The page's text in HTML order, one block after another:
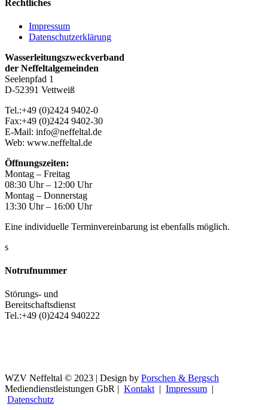
Rechtliches
Impressum
Datenschutzerklärung
Wasserleitungszweckverband
der Neffeltalgemeinden
Seelenpfad 1
D-52391 Vettweiß
Tel.:+49 (0)2424 9402-0
Fax:+49 (0)2424 9402-30
E-Mail: info@neffeltal.de
Web: www.neffeltal.de
Öffnungszeiten:
Montag – Freitag
08:30 Uhr – 12:00 Uhr
Montag – Donnerstag
13:30 Uhr – 16:00 Uhr
Eine individuelle Terminvereinbarung ist ebenfalls möglich.
s
Notrufnummer
Störungs- und
Bereitschaftsdienst
Tel.:+49 (0)2424 940222
WZV Neffeltal © 2023 | Design by Porschen & Bergsch
Mediendienstleistungen GbR | Kontakt| Impressum
Datenschutz